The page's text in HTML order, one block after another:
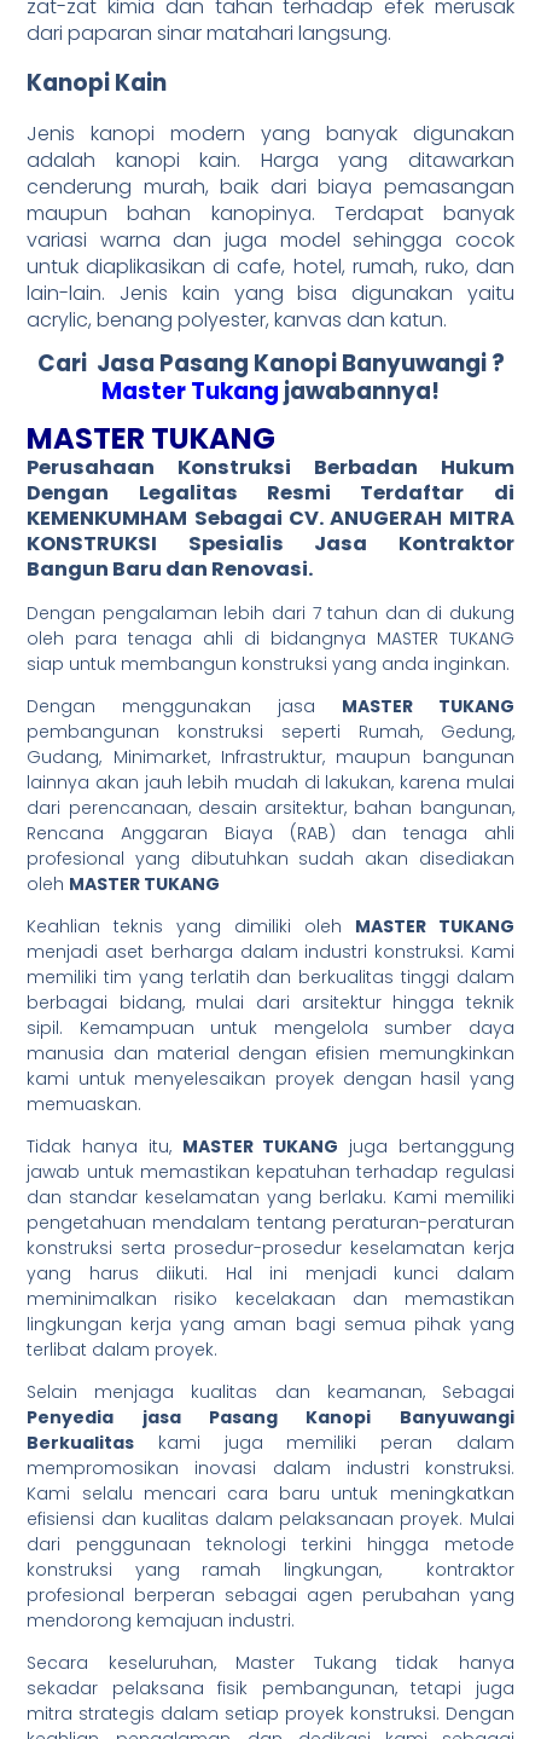
zat-zat kimia dan tahan terhadap efek merusak
dari paparan sinar matahari langsung.
Kanopi Kain
Jenis kanopi modern yang banyak digunakan
adalah kanopi kain. Harga yang ditawarkan
cenderung murah, baik dari biaya pemasangan
maupun bahan kanopinya. Terdapat banyak
variasi warna dan juga model sehingga cocok
untuk diaplikasikan di cafe, hotel, rumah, ruko, dan
lain-lain. Jenis kain yang bisa digunakan yaitu
acrylic, benang polyester, kanvas dan katun.
Cari Jasa Pasang Kanopi Banyuwangi?
Master Tukang jawabannya!
MASTER TUKANG
Perusahaan Konstruksi Berbadan Hukum
Dengan Legalitas Resmi Terdaftar di
KEMENKUMHAM Sebagai CV. ANUGERAH MITRA
KONSTRUKSI Spesialis Jasa Kontraktor
Bangun Baru dan Renovasi.
Dengan pengalaman lebih dari 7 tahun dan di dukung
oleh para tenaga ahli di bidangnya MASTER TUKANG
siap untuk membangun konstruksi yang anda inginkan.
Dengan menggunakan jasa MASTER TUKANG
pembangunan konstruksi seperti Rumah, Gedung,
Gudang, Minimarket, Infrastruktur, maupun bangunan
lainnya akan jauh lebih mudah di lakukan, karena mulai
dari perencanaan, desain arsitektur, bahan bangunan,
Rencana Anggaran Biaya (RAB) dan tenaga ahli
profesional yang dibutuhkan sudah akan disediakan
oleh MASTER TUKANG
Keahlian teknis yang dimiliki oleh MASTER TUKANG
menjadi aset berharga dalam industri konstruksi. Kami
memiliki tim yang terlatih dan berkualitas tinggi dalam
berbagai bidang, mulai dari arsitektur hingga teknik
sipil. Kemampuan untuk mengelola sumber daya
manusia dan material dengan efisien memungkinkan
kami untuk menyelesaikan proyek dengan hasil yang
memuaskan.
Tidak hanya itu, MASTER TUKANG juga bertanggung
jawab untuk memastikan kepatuhan terhadap regulasi
dan standar keselamatan yang berlaku. Kami memiliki
pengetahuan mendalam tentang peraturan-peraturan
konstruksi serta prosedur-prosedur keselamatan kerja
yang harus diikuti. Hal ini menjadi kunci dalam
meminimalkan risiko kecelakaan dan memastikan
lingkungan kerja yang aman bagi semua pihak yang
terlibat dalam proyek.
Selain menjaga kualitas dan keamanan, Sebagai
Penyedia jasa Pasang Kanopi Banyuwangi
Berkualitas kami juga memiliki peran dalam
mempromosikan inovasi dalam industri konstruksi.
Kami selalu mencari cara baru untuk meningkatkan
efisiensi dan kualitas dalam pelaksanaan proyek. Mulai
dari penggunaan teknologi terkini hingga metode
konstruksi yang ramah lingkungan, kontraktor
profesional berperan sebagai agen perubahan yang
mendorong kemajuan industri.
Secara keseluruhan, Master Tukang tidak hanya
sekadar pelaksana fisik pembangunan, tetapi juga
mitra strategis dalam setiap proyek konstruksi. Dengan